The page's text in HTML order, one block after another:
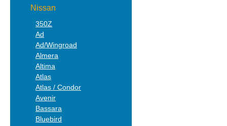
Nissan
350Z
Ad
Ad/Wingroad
Almera
Altima
Atlas
Atlas / Condor
Avenir
Bassara
Bluebird